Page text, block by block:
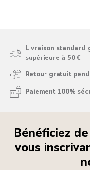
Livraison standard
supérieure à 50 €
Retour gratuit
Paiement 100%
Bénéficiez
vous